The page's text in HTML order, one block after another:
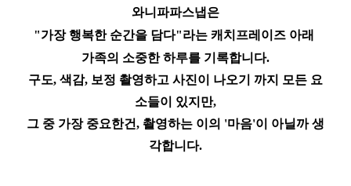
와니파파스냅은
"가장 행복한 순간을 담다"라는 캐치프레이즈 아래
가족의 소중한 하루를 기록합니다.
구도, 색감, 보정 촬영하고 사진이 나오기 까지 모든 요
소들이 있지만,
그 중 가장 중요한건, 촬영하는 이의 '마음'이 아닐까 생
각합니다.